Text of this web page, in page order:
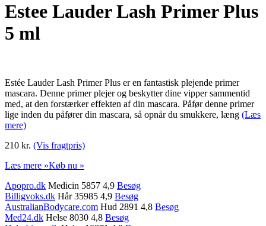
Estee Lauder Lash Primer Plus
5 ml
Estée Lauder Lash Primer Plus er en fantastisk plejende primer
mascara. Denne primer plejer og beskytter dine vipper sammentid
med, at den forstærker effekten af din mascara. Påfør denne primer
lige inden du påfører din mascara, så opnår du smukkere, læng (Læs
mere)
210 kr. (Vis fragtpris)
Læs mere »Køb nu »
Apopro.dk Medicin 5857 4,9 Besøg
Billigvoks.dk Hår 35985 4,9 Besøg
AustralianBodycare.com Hud 2891 4,8 Besøg
Med24.dk Helse 8030 4,8 Besøg